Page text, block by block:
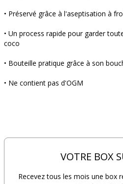
• Préservé grâce à l'aseptisation à
• Un process rapide pour garder
coco
• Bouteille pratique grâce à son
• Ne contient pas d'OGM
VOTRE BOX
Recevez tous les mois une box